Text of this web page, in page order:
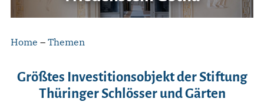
Home – Themen
Größtes Investitionsobjekt der Stiftung
Thüringer Schlösser und Gärten